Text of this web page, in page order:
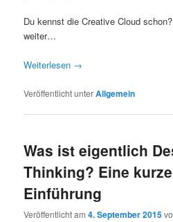
Du kennst die Creative Cloud
weiter…
Weiterlesen →
Veröffentlicht unterAllgemein
Was ist eigentlich
Thinking? Eine kurze
Einführung
Veröffentlicht am4. September 2015